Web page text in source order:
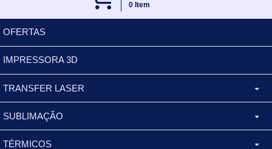
0 Item
OFERTAS
IMPRESSORA 3D
TRANSFER LASER
CANECA ALUMINIO
BALDES
SUBLIMAÇÃO
XÍCARA
TÉRMICOS